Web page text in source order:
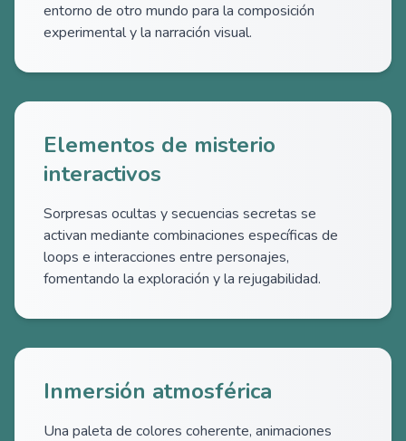
entorno de otro mundo para la composición
experimental y la narración visual.
Elementos de misterio
interactivos
Sorpresas ocultas y secuencias secretas se
activan mediante combinaciones específicas de
loops e interacciones entre personajes,
fomentando la exploración y la rejugabilidad.
Inmersión atmosférica
Una paleta de colores coherente, animaciones